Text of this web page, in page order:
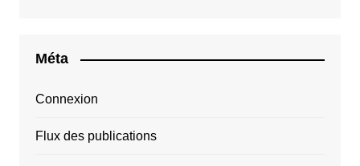
Méta
Connexion
Flux des publications